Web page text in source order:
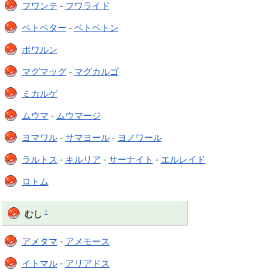
フワンテ - フワライド
ベトベター - ベトベトン
ポワルン
マグマッグ- マグカルゴ
ミカルゲ
ムウマ - ムウマージ
ヨマワル- サマヨール- ヨノワール
ラルトス - キルリア - サーナイト - エルレイド
ロトム
むし †
アメタマ - アメモース
イトマル- アリアドス